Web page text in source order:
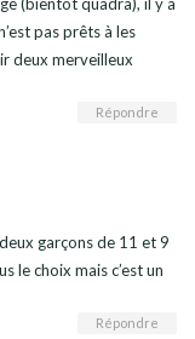
pas prêts à les
deux merveilleux
Répondre
garçons de 11 et 9
le choix mais c’est un
Répondre